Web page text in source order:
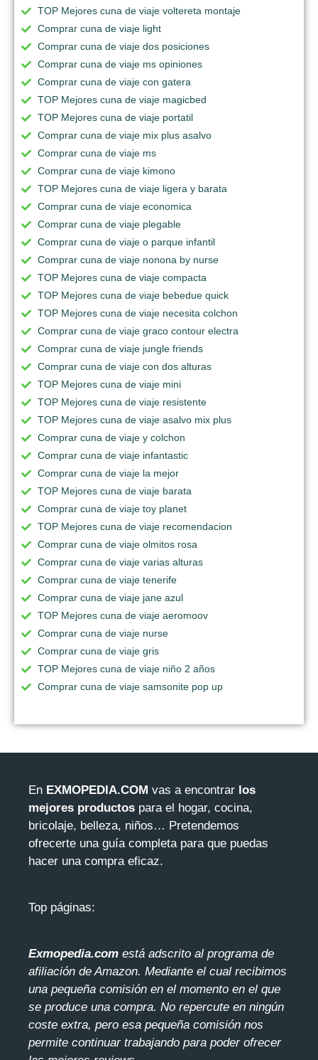
TOP Mejores cuna de viaje voltereta montaje
Comprar cuna de viaje light
Comprar cuna de viaje dos posiciones
Comprar cuna de viaje ms opiniones
Comprar cuna de viaje con gatera
TOP Mejores cuna de viaje magicbed
TOP Mejores cuna de viaje portatil
Comprar cuna de viaje mix plus asalvo
Comprar cuna de viaje ms
Comprar cuna de viaje kimono
TOP Mejores cuna de viaje ligera y barata
Comprar cuna de viaje economica
Comprar cuna de viaje plegable
Comprar cuna de viaje o parque infantil
Comprar cuna de viaje nonona by nurse
TOP Mejores cuna de viaje compacta
TOP Mejores cuna de viaje bebedue quick
TOP Mejores cuna de viaje necesita colchon
Comprar cuna de viaje graco contour electra
Comprar cuna de viaje jungle friends
Comprar cuna de viaje con dos alturas
TOP Mejores cuna de viaje mini
TOP Mejores cuna de viaje resistente
TOP Mejores cuna de viaje asalvo mix plus
Comprar cuna de viaje y colchon
Comprar cuna de viaje infantastic
Comprar cuna de viaje la mejor
TOP Mejores cuna de viaje barata
Comprar cuna de viaje toy planet
TOP Mejores cuna de viaje recomendacion
Comprar cuna de viaje olmitos rosa
Comprar cuna de viaje varias alturas
Comprar cuna de viaje tenerife
Comprar cuna de viaje jane azul
TOP Mejores cuna de viaje aeromoov
Comprar cuna de viaje nurse
Comprar cuna de viaje gris
TOP Mejores cuna de viaje niño 2 años
Comprar cuna de viaje samsonite pop up
En EXMOPEDIA.COM vas a encontrar los
mejores productos para el hogar, cocina,
bricolaje, belleza, niños… Pretendemos
ofrecerte una guía completa para que puedas
hacer una compra eficaz.
Top páginas:
Exmopedia.com está adscrito al programa de
afiliación de Amazon. Mediante el cual recibimos
una pequeña comisión en el momento en el que
se produce una compra. No repercute en ningún
coste extra, pero esa pequeña comisión nos
permite continuar trabajando para poder ofrecer